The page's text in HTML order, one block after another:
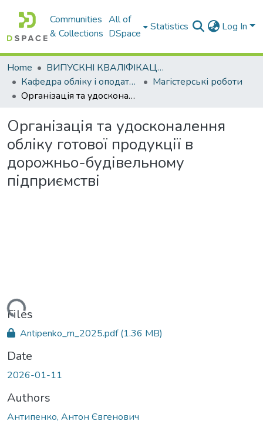
Communities
& Collections
All of
DSpace
Statistics Log In
Home
ВИПУСКНІ КВАЛІФІКАЦІЙНІ РОБОТИ
Кафедра обліку і оподаткування
Магістерські роботи
Організація та удосконалення обліку готової продукції в дорожньо-будівельному підприємстві
Організація та удосконалення
обліку готової продукції в
дорожньо-будівельному
підприємстві
Files
Antipenko_m_2025.pdf(1.36 MB)
Date
2026-01-11
Authors
Антипенко, Антон Євгенович